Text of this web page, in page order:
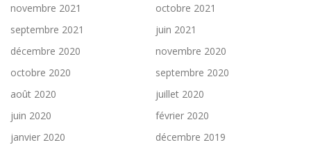
novembre 2021
octobre 2021
septembre 2021
juin 2021
décembre 2020
novembre 2020
octobre 2020
septembre 2020
août 2020
juillet 2020
juin 2020
février 2020
janvier 2020
décembre 2019